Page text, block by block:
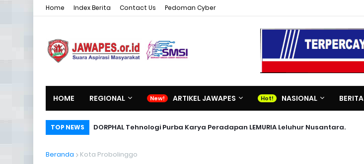
Home Index Berita Contact Us Pedoman Cyber
HOME REGIONAL ARTIKEL JAWAPES NASIONAL BERITA
TOP NEWS DORPHAL Tehnologi Purba Karya Peradapan LEMURIA Leluhur Nusantara.
Beranda Kota Probolinggo